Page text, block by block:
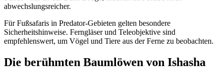
abwechslungsreicher.
Für Fußsafaris in Predator-Gebieten gelten besondere
Sicherheitshinweise. Ferngläser und Teleobjektive sind
empfehlenswert, um Vögel und Tiere aus der Ferne zu beobachten.
Die berühmten Baumlöwen von Ishasha